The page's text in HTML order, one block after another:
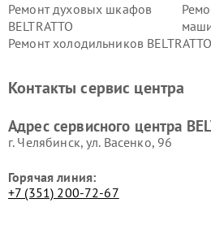
Ремонт духовых шкафов
BELTRATTO
Ремонт холодильников BELTRATTO
Контакты сервис центра
Адрес сервисного центра
г. Челябинск, ул. Васенко, 96
Горячая линия:
+7 (351) 200-72-67